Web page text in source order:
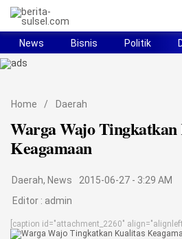
Home
Politik
Pendidikan
Bisnis
Otomotif
News Bisnis Politik
Home / Daerah
Warga Wajo
Keagamaan
Daerah, News
2015-06-27 - 3:29 AM
Editor : admin
[caption id="attachment_2260"